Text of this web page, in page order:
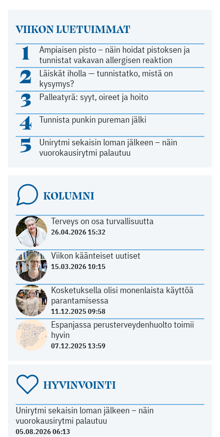
VIIKON LUETUIMMAT
1
Ampiaisen pisto – näin hoidat pistoksen ja
tunnistat vakavan allergisen reaktion
2
Läiskät iholla — tunnistatko, mistä on
kysymys?
3 Palleatyrä: syyt, oireet ja hoito
4 Tunnista punkin pureman jälki
5
Unirytmi sekaisin loman jälkeen – näin
vuorokausirytmi palautuu
KOLUMNI
Terveys on osa turvallisuutta
26.04.2026 15:32
Viikon käänteiset uutiset
15.03.2026 10:15
Kosketuksella olisi monenlaista käyttöä
parantamisessa
11.12.2025 09:58
Espanjassa perusterveydenhuolto toimii
hyvin
07.12.2025 13:59
HYVINVOINTI
Unirytmi sekaisin loman jälkeen – näin
vuorokausirytmi palautuu
05.08.2026 06:13